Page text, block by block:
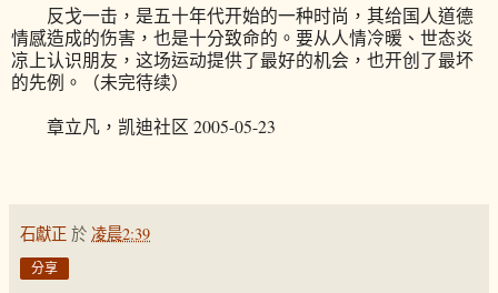
反戈一击，是五十年代开始的一种时尚，其给国人道德
情感造成的伤害，也是十分致命的。要从人情冷暖、世态炎
凉上认识朋友，这场运动提供了最好的机会，也开创了最坏
的先例。（未完待续）
章立凡，凯迪社区 2005-05-23
石獻正 於 凌晨2:39
分享